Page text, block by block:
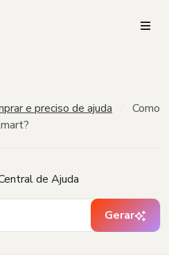
e preciso de ajuda
Como
de Ajuda
Gerar